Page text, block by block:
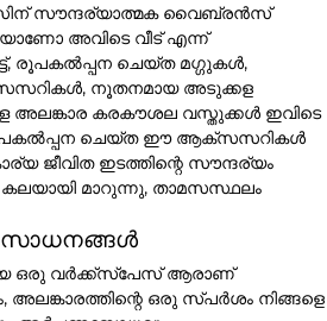
സൗന്ദര്യാത്മക വൈബ്രൻസ്
അവിടെ വീട് എന്ന്
രൂപകൽപ്പന ചെയ്ത മഗ്ഗുകൾ,
നൂതനമായ അടുക്കള
കരകൗശല വസ്തുക്കൾ ഇവിടെ
രൂപകൽപ്പന ചെയ്ത ഈ ആക്സസറികൾ
ജീവിത ഇടത്തിന്റെ സൗന്ദര്യം
കലയായി മാറുന്നു, താമസസ്ഥലം
സാധനങ്ങൾ
ഒരു വർക്ക്സ്പേസ് ആരാണ്
അലങ്കാരത്തിന്റെ ഒരു സ്പർശം നിങ്ങളെ